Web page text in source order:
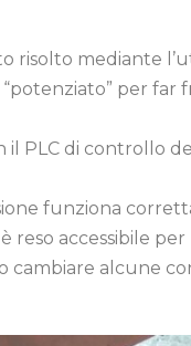
mediante
per far
PLC di controllo
funziona
accessibile
alcune